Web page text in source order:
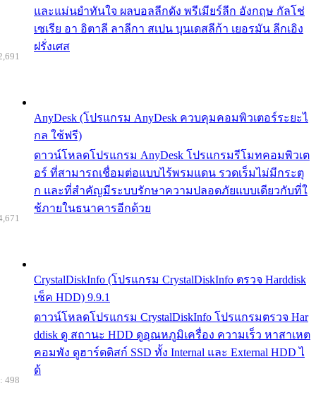
และแม่นยำทันใจ ผลบอลลีกดัง พรีเมียร์ลีก อังกฤษ กัลโช่
เซเรีย อา อิตาลี ลาลีกา สเปน บุนเดสลีก้า เยอรมัน ลีกเอิง
ฝรั่งเศส
AnyDesk (โปรแกรม AnyDesk ควบคุมคอมพิวเตอร์ระยะไ
กล ใช้ฟรี)
ดาวน์โหลดโปรแกรม AnyDesk โปรแกรมรีโมทคอมพิวเต
อร์ ที่สามารถเชื่อมต่อแบบไร้พรมแดน รวดเร็มไม่มีกระตุ
ก และที่สำคัญมีระบบรักษาความปลอดภัยแบบเดียวกับที่ใ
ช้ภายในธนาคารอีกด้วย
CrystalDiskInfo (โปรแกรม CrystalDiskInfo ตรวจ Harddisk
เช็ค HDD) 9.9.1
ดาวน์โหลดโปรแกรม CrystalDiskInfo โปรแกรมตรวจ Har
ddisk ดู สถานะ HDD ดูอุณหภูมิเครื่อง ความเร็ว หาสาเหต
คอมพัง ดูฮาร์ดดิสก์ SSD ทั้ง Internal และ External HDD ไ
ด้
498